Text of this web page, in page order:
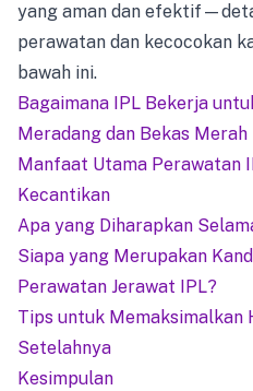
yang aman dan
perawatan dan kecocokan
bawah ini.
Bagaimana IPL Bekerja
Meradang dan Bekas Merah
Manfaat Utama Perawatan
Kecantikan
Apa yang Diharapkan
Siapa yang Merupakan
Perawatan Jerawat IPL?
Tips untuk Memaksimalkan
Setelahnya
Kesimpulan